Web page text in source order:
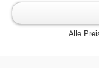
Alle